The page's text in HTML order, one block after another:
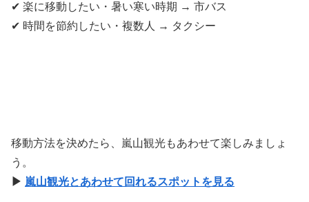
✔ 楽に移動したい・暑い寒い時期 → 市バス
✔ 時間を節約したい・複数人 → タクシー
移動方法を決めたら、嵐山観光もあわせて楽しみましょ
う。
▶ 嵐山観光とあわせて回れるスポットを見る